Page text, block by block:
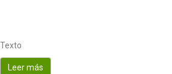
Texto
Leer más